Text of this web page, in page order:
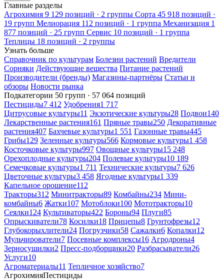
Главные разделы
Агрохимия 9 129 позиций · 2 группы Сорта 45 918 позиций ·
19 групп Мелиорация 112 позиций · 1 группа Механизация 1
877 позиций · 25 групп Сервис 10 позиций · 1 группа
Теплицы 18 позиций · 2 группы
Узнать больше
Справочник по культурам Болезни растений Вредители
Сорняки Действующие вещества Питание растений
Производители (бренды) Магазины-партнёры Статьи и
обзоры Новости рынка
Подкатегории 50 групп · 57 064 позиций
Пестициды7 412 Удобрения1 717
Цитрусовые культуры11 Экзотические культуры28 Подвои140
Лекарственные растения161 Пряные травы250 Декоративные
растения407 Бахчевые культуры1 551 Газонные травы445
Грибы129 Зеленные культуры566 Кормовые культуры1 458
Косточковые культуры997 Овощные культуры15 248
Орехоплодные культуры204 Полевые культуры10 189
Семечковые культуры1 711 Технические культуры7 626
Цветочные культуры3 458 Ягодные культуры1 339
Капельное орошение112
Тракторы312 Минитракторы89 Комбайны234 Мини-
комбайны6 Жатки107 Мотоблоки100 Мототракторы10
Сеялки124 Культиваторы422 Бороны94 Плуги85
Опрыскиватели78 Косилки18 Прицепы8 Грунтофрезы12
Глубокорыхлители24 Погрузчики58 Сажалки6 Копалки12
Мульчирователи7 Посевные комплексы16 Агродроны4
Зерносушилки2 Пресс-подборщики20 Разбрасыватели26
Услуги10
Агроматериалы11 Тепличное хозяйство7
АгрохимияПестициды